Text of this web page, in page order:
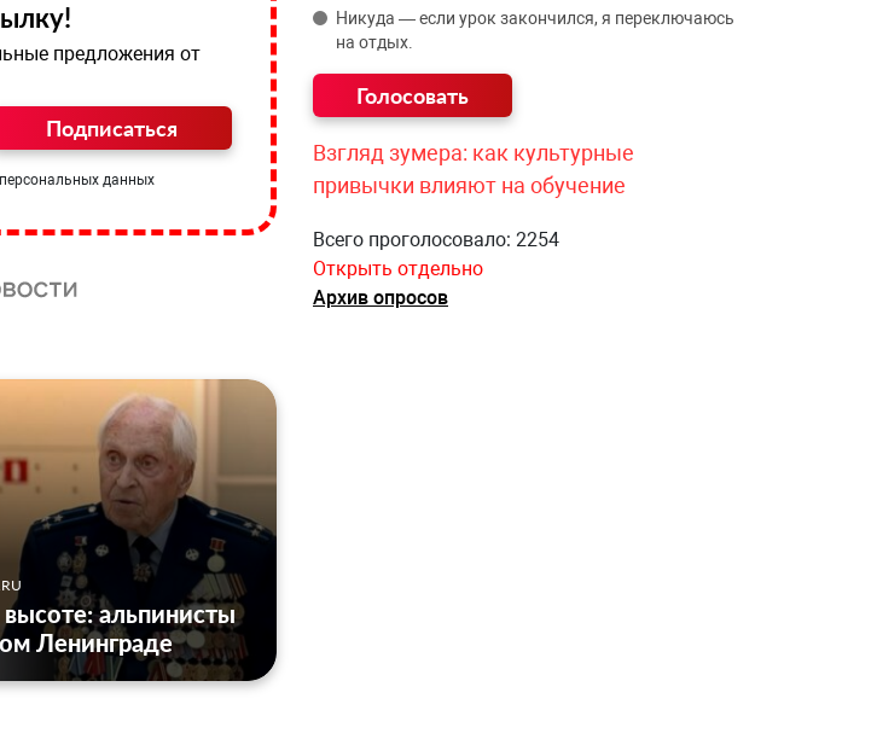
предложения от
Подписаться
данных
альпинисты
Ленинграде
Никуда — если урок закончился, я переключаюсь
на отдых.
Взгляд зумера: как культурные
привычки влияют на обучение
Всего проголосовало: 2254
Открыть отдельно
Архив опросов